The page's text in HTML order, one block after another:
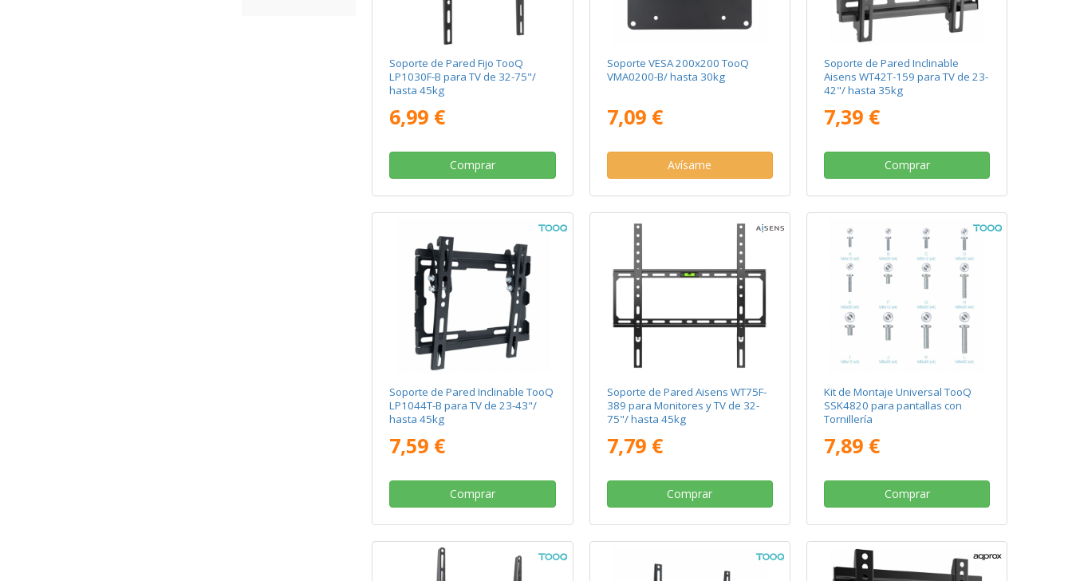
Soporte de Pared Fijo TooQ
LP1030F-B para TV de 32-75"/
hasta 45kg
6,99 €
Comprar
Soporte VESA 200x200 TooQ
VMA0200-B/ hasta 30kg
7,09 €
Avísame
Soporte de Pared Inclinable
Aisens WT42T-159 para TV de 23-
42"/ hasta 35kg
7,39 €
Comprar
Soporte de Pared Inclinable TooQ
LP1044T-B para TV de 23-43"/
hasta 45kg
7,59 €
Comprar
Soporte de Pared Aisens WT75F-
389 para Monitores y TV de 32-
75"/ hasta 45kg
7,79 €
Comprar
Kit de Montaje Universal TooQ
SSK4820 para pantallas con
Tornillería
7,89 €
Comprar